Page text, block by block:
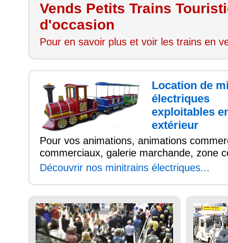
Vends Petits Trains
d'occasion
Pour en savoir plus et voir les trains en
Location de
électriques
exploitables
extérieur
Pour vos animations, animations
commerciaux, galerie marchande, zone
Découvrir nos minitrains électriques...